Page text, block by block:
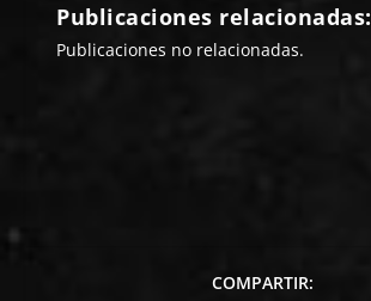
Publicaciones relacionadas:
Publicaciones no relacionadas.
COMPARTIR: